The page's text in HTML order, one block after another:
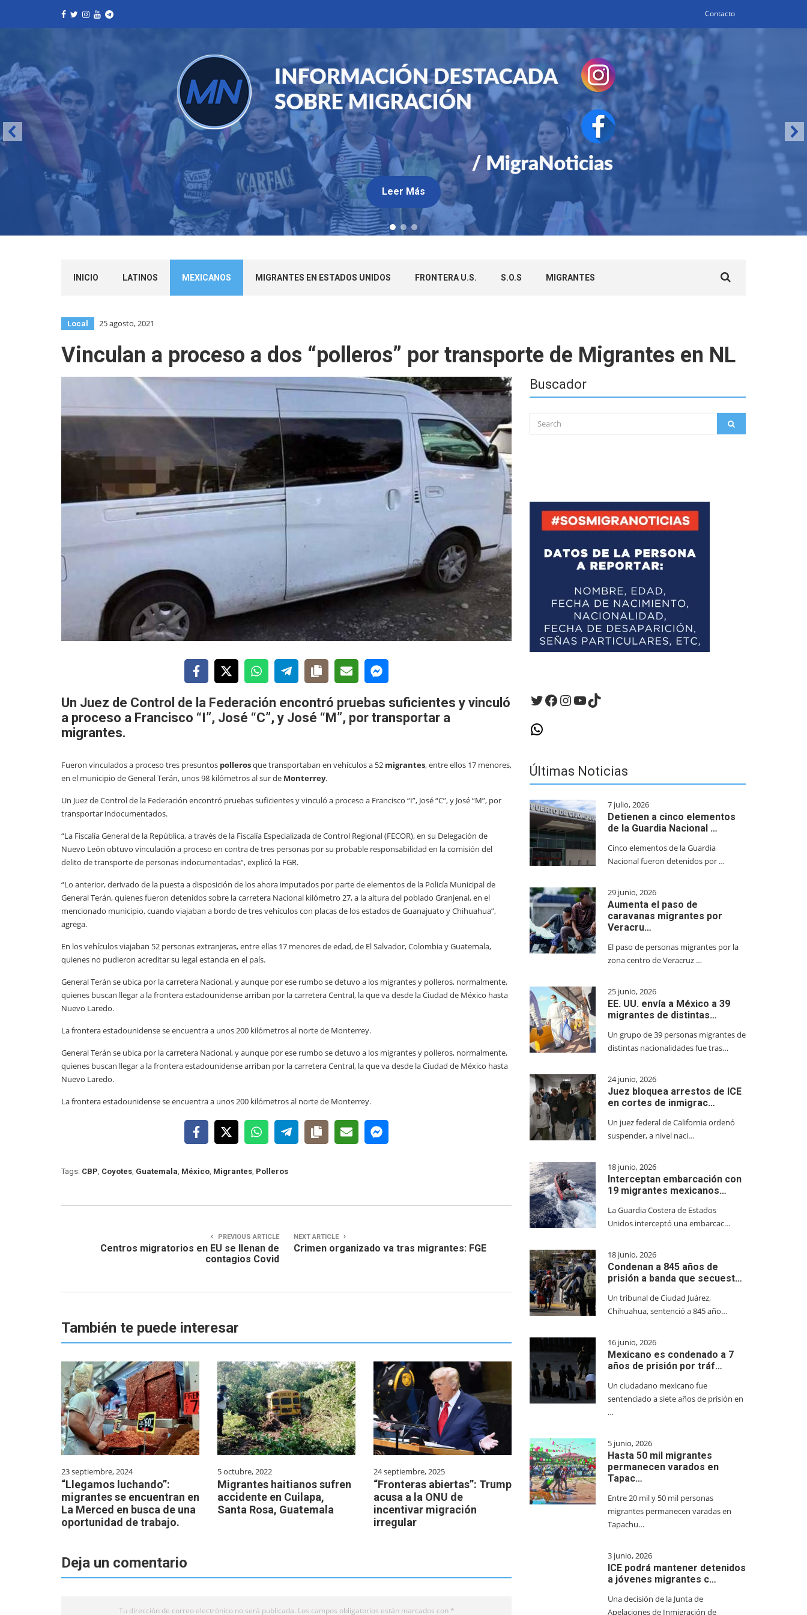
Contacto
Leer Más
INICIO LATINOS MEXICANOS MIGRANTES EN ESTADOS UNIDOS FRONTERA U.S. S.O.S MIGRANTES
for:
Local 25 agosto, 2021
Vinculan a proceso a dos “polleros” por transporte de Migrantes en NL
Un Juez de Control de la Federación encontró pruebas suficientes y vinculó
a proceso a Francisco “I”, José “C”, y José “M”, por transportar a
migrantes.
Fueron vinculados a proceso tres presuntos pollerosque transportaban en vehículos a 52 migrantes, entre ellos 17 menores,
en el municipio de General Terán, unos 98 kilómetros al sur de Monterrey.
Un Juez de Control de la Federación encontró pruebas suficientes y vinculó a proceso a Francisco “I”, José “C”, y José “M”, por
transportar indocumentados.
“La Fiscalía General de la República, a través de la Fiscalía Especializada de Control Regional (FECOR), en su Delegación de
Nuevo León obtuvo vinculación a proceso en contra de tres personas por su probable responsabilidad en la comisión del
delito de transporte de personas indocumentadas”, explicó la FGR.
“Lo anterior, derivado de la puesta a disposición de los ahora imputados por parte de elementos de la Policía Municipal de
General Terán, quienes fueron detenidos sobre la carretera Nacional kilómetro 27, a la altura del poblado Granjenal, en el
mencionado municipio, cuando viajaban a bordo de tres vehículos con placas de los estados de Guanajuato y Chihuahua”,
agrega.
En los vehículos viajaban 52 personas extranjeras, entre ellas 17 menores de edad, de El Salvador, Colombia y Guatemala,
quienes no pudieron acreditar su legal estancia en el país.
General Terán se ubica por la carretera Nacional, y aunque por ese rumbo se detuvo a los migrantes y polleros, normalmente,
quienes buscan llegar a la frontera estadounidense arriban por la carretera Central, la que va desde la Ciudad de México hasta
Nuevo Laredo.
La frontera estadounidense se encuentra a unos 200 kilómetros al norte de Monterrey.
General Terán se ubica por la carretera Nacional, y aunque por ese rumbo se detuvo a los migrantes y polleros, normalmente,
quienes buscan llegar a la frontera estadounidense arriban por la carretera Central, la que va desde la Ciudad de México hasta
Nuevo Laredo.
La frontera estadounidense se encuentra a unos 200 kilómetros al norte de Monterrey.
Tags: CBP Coyotes Guatemala México Migrantes Polleros
PREVIOUS ARTICLE
Centros migratorios en EU se llenan de
contagios Covid
NEXT ARTICLE
Crimen organizado va tras migrantes: FGE
También te puede interesar
23 septiembre, 2024
“Llegamos luchando”:
migrantes se encuentran en
La Merced en busca de una
oportunidad de trabajo.
5 octubre, 2022
Migrantes haitianos sufren
accidente en Cuilapa,
Santa Rosa, Guatemala
24 septiembre, 2025
“Fronteras abiertas”: Trump
acusa a la ONU de
incentivar migración
irregular
Deja un comentario
Tu dirección de correo electrónico no será publicada. Los campos obligatorios están marcados con *
Buscador
for:
Twitter
Facebook
Instagram
YouTube
TikTok
WhatsApp
Últimas Noticias
7 julio, 2026
Detienen a cinco elementos
de la Guardia Nacional …
Cinco elementos de la Guardia
Nacional fueron detenidos por …
29 junio, 2026
Aumenta el paso de
caravanas migrantes por
Veracru…
El paso de personas migrantes por la
zona centro de Veracruz …
25 junio, 2026
EE. UU. envía a México a 39
migrantes de distintas…
Un grupo de 39 personas migrantes de
distintas nacionalidades fue tras…
24 junio, 2026
Juez bloquea arrestos de ICE
en cortes de inmigrac…
Un juez federal de California ordenó
suspender, a nivel naci…
18 junio, 2026
Interceptan embarcación con
19 migrantes mexicanos…
La Guardia Costera de Estados
Unidos interceptó una embarcac…
18 junio, 2026
Condenan a 845 años de
prisión a banda que secuest…
Un tribunal de Ciudad Juárez,
Chihuahua, sentenció a 845 año…
16 junio, 2026
Mexicano es condenado a 7
años de prisión por tráf…
Un ciudadano mexicano fue
sentenciado a siete años de prisión en
…
5 junio, 2026
Hasta 50 mil migrantes
permanecen varados en
Tapac…
Entre 20 mil y 50 mil personas
migrantes permanecen varadas en
Tapachu…
3 junio, 2026
ICE podrá mantener detenidos
a jóvenes migrantes c…
Una decisión de la Junta de
Apelaciones de Inmigración de